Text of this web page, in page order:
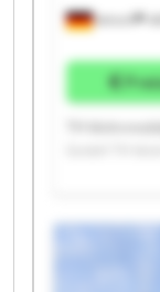
Ketsch
TH